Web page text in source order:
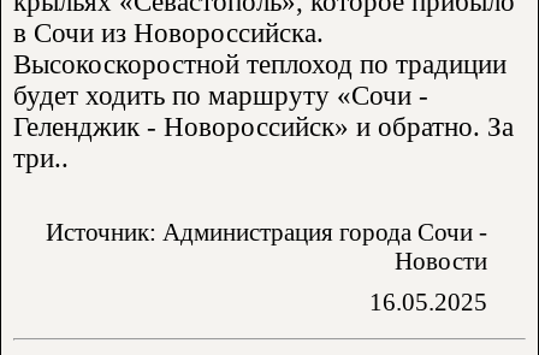
в Сочи из Новороссийска.
Высокоскоростной теплоход по традиции
будет ходить по маршруту «Сочи -
Геленджик - Новороссийск» и обратно. За
три..
Источник: Администрация города Сочи -
Новости
16.05.2025